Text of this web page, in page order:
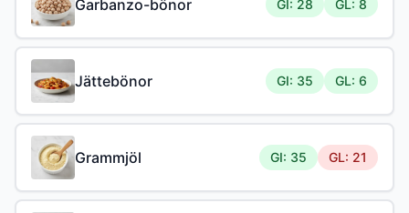
Garbanzo-bönor GI: 28 GL: 8
Jättebönor GI: 35 GL: 6
Grammjöl GI: 35 GL: 21